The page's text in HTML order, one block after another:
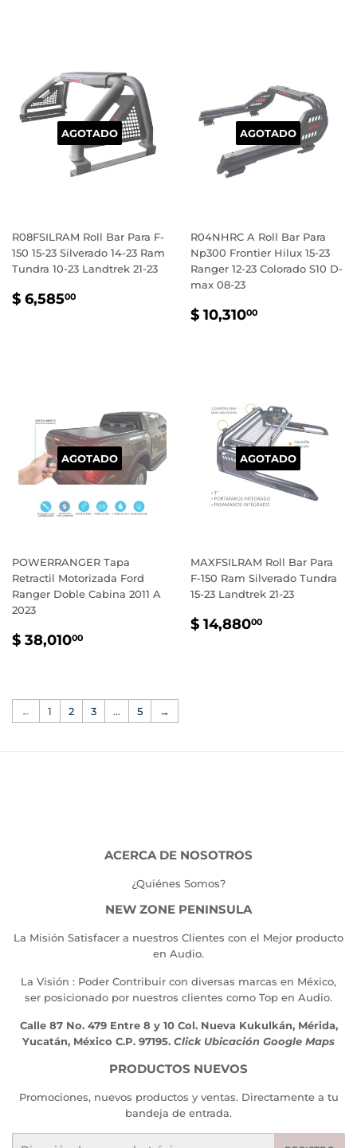
AGOTADO
R08FSILRAM Roll Bar Para F-
150 15-23 Silverado 14-23 Ram
Tundra 10-23 Landtrek 21-23
PRECIO
$ 6,58500
AGOTADO
R04NHRC A Roll Bar Para
Np300 Frontier Hilux 15-23
Ranger 12-23 Colorado S10 D-
max 08-23
PRECIO
$ 10,31000
AGOTADO
POWERRANGER Tapa
Retractil Motorizada Ford
Ranger Doble Cabina 2011 A
2023
PRECIO
$ 38,01000
AGOTADO
MAXFSILRAM Roll Bar Para
F-150 Ram Silverado Tundra
15-23 Landtrek 21-23
PRECIO
$ 14,88000
← 1 2 3 … 5 →
ACERCA DE NOSOTROS
¿Quiénes Somos?
NEW ZONE PENINSULA
La Misión Satisfacer a nuestros Clientes con el Mejor producto
en Audio.
La Visión : Poder Contribuir con diversas marcas en México,
ser posicionado por nuestros clientes como Top en Audio.
Calle 87 No. 479 Entre 8 y 10 Col. Nueva Kukulkán, Mérida,
Yucatán, México C.P. 97195. Click Ubicación Google Maps
PRODUCTOS NUEVOS
Promociones, nuevos productos y ventas. Directamente a tu
bandeja de entrada.